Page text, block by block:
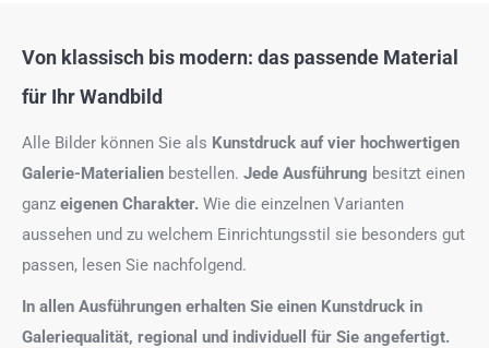
Von klassisch bis modern: das passende Material
für Ihr Wandbild
Alle Bilder können Sie als Kunstdruck auf vier hochwertigen
Galerie-Materialien bestellen. Jede Ausführung besitzt einen
ganz eigenen Charakter. Wie die einzelnen Varianten
aussehen und zu welchem Einrichtungsstil sie besonders gut
passen, lesen Sie nachfolgend.
In allen Ausführungen erhalten Sie einen Kunstdruck in
Galeriequalität, regional und individuell für Sie angefertigt.